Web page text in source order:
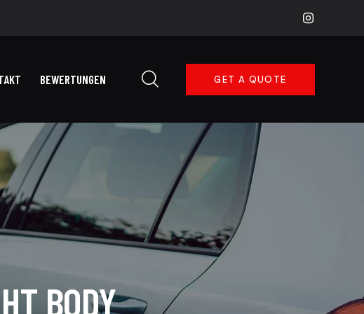
BEWERTUNGEN GET A QUOTE
BODY